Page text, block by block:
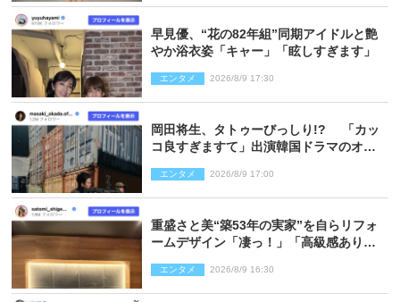
早見優、“花の82年組”同期アイドルと艶
やか浴衣姿「キャー」「眩しすぎます」
エンタメ 2026/8/9 17:30
岡田将生、タトゥーびっしり!? 「カッ
コ良すぎますて」出演韓国ドラマのオフ
エンタメ 2026/8/9 17:00
重盛さと美“築53年の実家”を自らリフォ
ームデザイン「凄っ！」「高級感ありま
エンタメ 2026/8/9 16:30